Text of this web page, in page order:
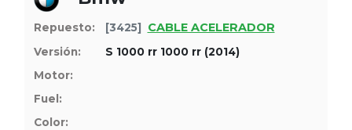
Motores
Nuevos
Motores
Usados
Repuesto: [3425] CABLE ACELERADOR
Versión:
S 1000 rr 1000 rr (2014)
Motor:
Fuel:
Color: